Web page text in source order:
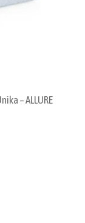
– ALLURE